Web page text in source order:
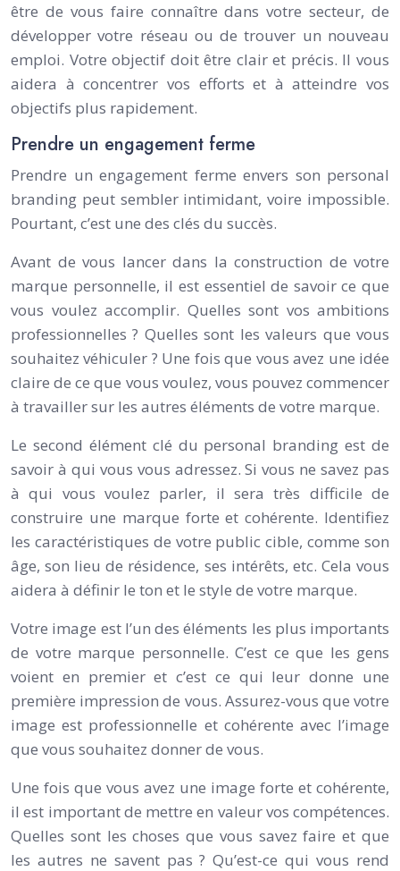
être de vous faire connaître dans votre secteur, de
développer votre réseau ou de trouver un nouveau
emploi. Votre objectif doit être clair et précis. Il vous
aidera à concentrer vos efforts et à atteindre vos
objectifs plus rapidement.
Prendre un engagement ferme
Prendre un engagement ferme envers son personal
branding peut sembler intimidant, voire impossible.
Pourtant, c’est une des clés du succès.
Avant de vous lancer dans la construction de votre
marque personnelle, il est essentiel de savoir ce que
vous voulez accomplir. Quelles sont vos ambitions
professionnelles ? Quelles sont les valeurs que vous
souhaitez véhiculer ? Une fois que vous avez une idée
claire de ce que vous voulez, vous pouvez commencer
à travailler sur les autres éléments de votre marque.
Le second élément clé du personal branding est de
savoir à qui vous vous adressez. Si vous ne savez pas
à qui vous voulez parler, il sera très difficile de
construire une marque forte et cohérente. Identifiez
les caractéristiques de votre public cible, comme son
âge, son lieu de résidence, ses intérêts, etc. Cela vous
aidera à définir le ton et le style de votre marque.
Votre image est l’un des éléments les plus importants
de votre marque personnelle. C’est ce que les gens
voient en premier et c’est ce qui leur donne une
première impression de vous. Assurez-vous que votre
image est professionnelle et cohérente avec l’image
que vous souhaitez donner de vous.
Une fois que vous avez une image forte et cohérente,
il est important de mettre en valeur vos compétences.
Quelles sont les choses que vous savez faire et que
les autres ne savent pas ? Qu’est-ce qui vous rend